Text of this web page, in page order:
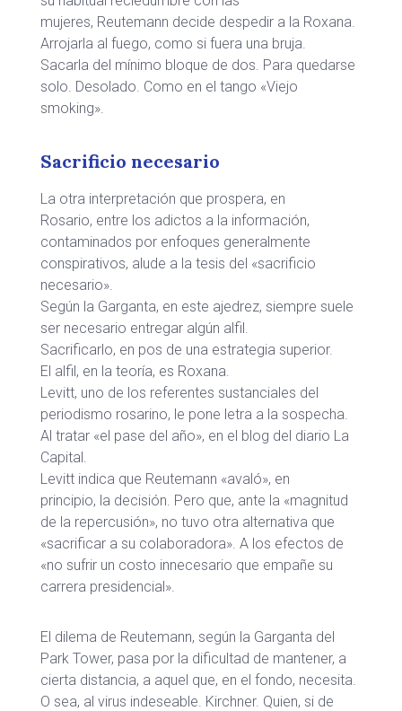
mujeres, Reutemann decide despedir a la Roxana.
Arrojarla al fuego, como si fuera una bruja.
Sacarla del mínimo bloque de dos. Para quedarse
solo. Desolado. Como en el tango «Viejo
smoking».
Sacrificio necesario
La otra interpretación que prospera, en
Rosario, entre los adictos a la información,
contaminados por enfoques generalmente
conspirativos, alude a la tesis del «sacrificio
necesario».
Según la Garganta, en este ajedrez, siempre suele
ser necesario entregar algún alfil.
Sacrificarlo, en pos de una estrategia superior.
El alfil, en la teoría, es Roxana.
Levitt, uno de los referentes sustanciales del
periodismo rosarino, le pone letra a la sospecha.
Al tratar «el pase del año», en el blog del diario La
Capital.
Levitt indica que Reutemann «avaló», en
principio, la decisión. Pero que, ante la «magnitud
de la repercusión», no tuvo otra alternativa que
«sacrificar a su colaboradora». A los efectos de
«no sufrir un costo innecesario que empañe su
carrera presidencial».
El dilema de Reutemann, según la Garganta del
Park Tower, pasa por la dificultad de mantener, a
cierta distancia, a aquel que, en el fondo, necesita.
O sea, al virus indeseable. Kirchner. Quien, si de